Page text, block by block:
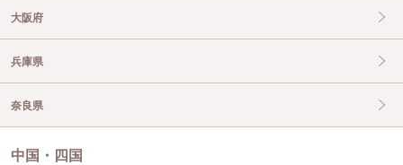
大阪府
兵庫県
奈良県
中国・四国